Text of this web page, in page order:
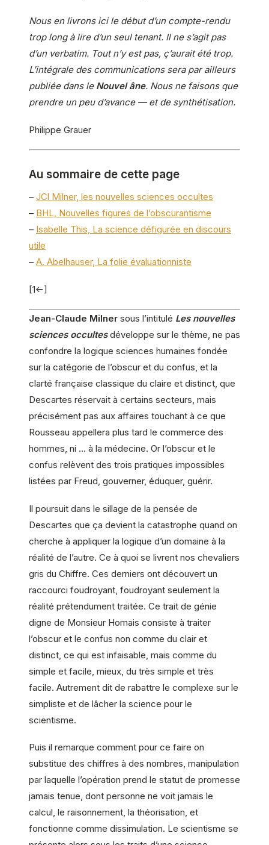
Nous en livrons ici le début d’un compte-rendu
trop long à lire d’un seul tenant. Il ne s’agit pas
d’un verbatim. Tout n’y est pas, ç’aurait été trop.
L’intégrale des communications sera par ailleurs
publiée dans le Nouvel âne. Nous ne faisons que
prendre un peu d’avance — et de synthétisation.
Philippe Grauer
Au sommaire de cette page
– JCl Milner, les nouvelles sciences occultes
– BHL, Nouvelles figures de l’obscurantisme
– Isabelle This, La science défigurée en discours
utile
– A. Abelhauser, La folie évaluationniste
[1<-]
Jean-Claude Milner sous l’intitulé Les nouvelles
sciences occultes développe sur le thème, ne pas
confondre la logique sciences humaines fondée
sur la catégorie de l’obscur et du confus, et la
clarté française classique du claire et distinct, que
Descartes réservait à certains secteurs, mais
précisément pas aux affaires touchant à ce que
Rousseau appellera plus tard le commerce des
hommes, ni … à la médecine. Or l’obscur et le
confus relèvent des trois pratiques impossibles
listées par Freud, gouverner, éduquer, guérir.
Il poursuit dans le sillage de la pensée de
Descartes que ça devient la catastrophe quand on
cherche à appliquer la logique d’un domaine à la
réalité de l’autre. Ce à quoi se livrent nos chevaliers
gris du Chiffre. Ces derniers ont découvert un
raccourci foudroyant, foudroyant seulement la
réalité prétendument traitée. Ce trait de génie
digne de Monsieur Homais consiste à traiter
l’obscur et le confus non comme du clair et
distinct, ce qui est infaisable, mais comme du
simple et facile, mieux, du très simple et très
facile. Autrement dit de rabattre le complexe sur le
simpliste et de lâcher la science pour le
scientisme.
Puis il remarque comment pour ce faire on
substitue des chiffres à des nombres, manipulation
par laquelle l’opération prend le statut de promesse
jamais tenue, dont personne ne voit jamais le
calcul, le raisonnement, la théorisation, et
fonctionne comme dissimulation. Le scientisme se